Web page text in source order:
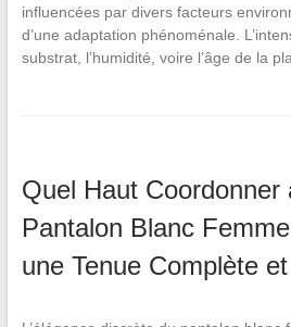
influencées par divers facteurs
d’une adaptation phénoménale.
substrat, l’humidité, voire l’âge de la
Quel Haut Coordonner
Pantalon Blanc
une Tenue Complète